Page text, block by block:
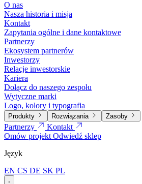
O nas
Nasza historia i misja
Kontakt
Zapytania ogólne i dane kontaktowe
Partnerzy
Ekosystem partnerów
Inwestorzy
Relacje inwestorskie
Kariera
Dołącz do naszego zespołu
Wytyczne marki
Logo, kolory i typografia
Produkty Rozwiązania Zasoby
Partnerzy
Kontakt
Omów projektOdwiedź sklep
Język
EN CS DE SK PL